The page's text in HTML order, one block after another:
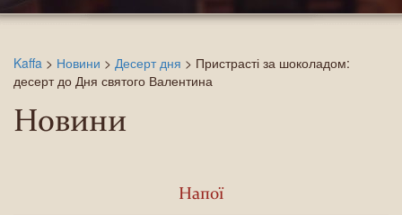
Kaffa > Новини > Десерт дня > Пристрасті за шоколадом:
десерт до Дня святого Валентина
Новини
Напої